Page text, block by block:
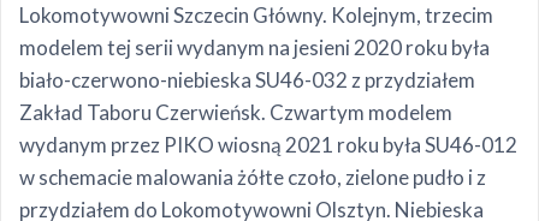
Lokomotywowni Szczecin Główny. Kolejnym, trzecim
modelem tej serii wydanym na jesieni 2020 roku była
biało-czerwono-niebieska SU46-032 z przydziałem
Zakład Taboru Czerwieńsk. Czwartym modelem
wydanym przez PIKO wiosną 2021 roku była SU46-012
w schemacie malowania żółte czoło, zielone pudło i z
przydziałem do Lokomotywowni Olsztyn. Niebieska